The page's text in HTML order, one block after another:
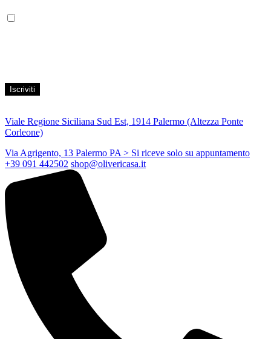
Viale Regione Siciliana Sud Est, 1914 Palermo (Altezza Ponte
Corleone)
Via Agrigento, 13 Palermo PA > Si riceve solo su appuntamento
+39 091 442502 shop@olivericasa.it